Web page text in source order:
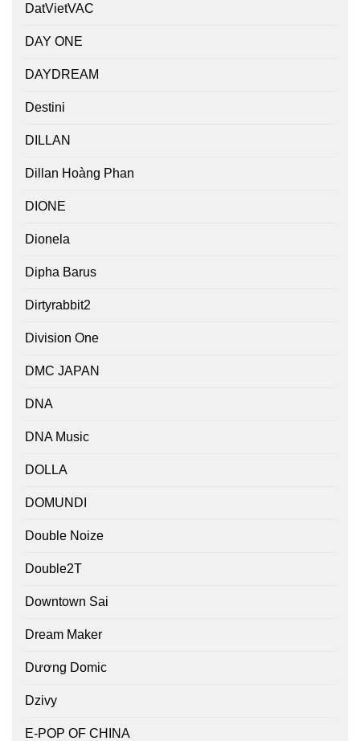
DatVietVAC
DAY ONE
DAYDREAM
Destini
DILLAN
Dillan Hoàng Phan
DIONE
Dionela
Dipha Barus
Dirtyrabbit2
Division One
DMC JAPAN
DNA
DNA Music
DOLLA
DOMUNDI
Double Noize
Double2T
Downtown Sai
Dream Maker
Dương Domic
Dzivy
E-POP OF CHINA